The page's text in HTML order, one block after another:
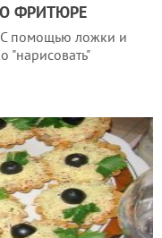
ФРИТЮРЕ
помощью ложки и
"нарисовать"